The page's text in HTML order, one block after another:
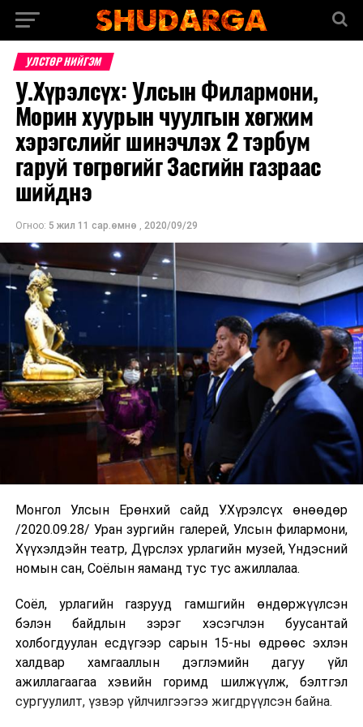
УЛСТӨР НИЙГЭМ
У.Хүрэлсүх: Улсын Филармони,
Морин хуурын чуулгын хөгжим
хэрэгслийг шинэчлэх 2 тэрбум
гаруй төгрөгийг Засгийн газраас
шийднэ
Огноо: 5 жил 11 сар.өмнө , 2020/09/29
Монгол Улсын Ерөнхий сайд У.Хүрэлсүх өнөөдөр
/2020.09.28/ Уран зургийн галерей, Улсын филармони,
Хүүхэлдэйн театр, Дүрслэх урлагийн музей, Үндэсний
номын сан, Соёлын яаманд тус тус ажиллалаа.
Соёл, урлагийн газрууд гамшгийн өндөржүүлсэн
бэлэн байдлын зэрэг хэсэгчлэн буусантай
холбогдуулан есдүгээр сарын 15-ны өдрөөс эхлэн
халдвар хамгааллын дэглэмийн дагуу үйл
ажиллагаагаа хэвийн горимд шилжүүлж, бэлтгэл
сургуулилт, үзвэр үйлчилгээгээ жигдрүүлсэн байна.